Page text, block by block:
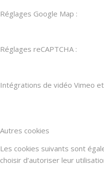
Réglages Google Map :
Réglages reCAPTCHA :
Intégrations de vidéo Vimeo
Autres cookies
Les cookies suivants sont
choisir d’autoriser leur